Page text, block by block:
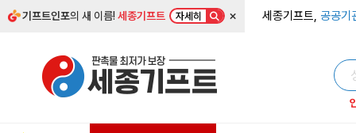
기프트인포의 새 이름!세종기프트 자세히 × 세종기프트, 공공기